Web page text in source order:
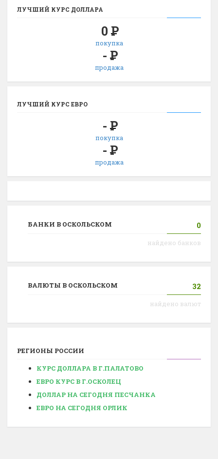
ЛУЧШИЙ КУРС ДОЛЛАРА
0 Р
покупка
- Р
продажа
ЛУЧШИЙ КУРС ЕВРО
- Р
покупка
- Р
продажа
БАНКИ В ОСКОЛЬСКОМ 0
найдено банков
ВАЛЮТЫ В ОСКОЛЬСКОМ 32
найдено валют
РЕГИОНЫ РОССИИ
КУРС ДОЛЛАРА В Г.ПАЛАТОВО
ЕВРО КУРС В Г.ОСКОЛЕЦ
ДОЛЛАР НА СЕГОДНЯ ПЕСЧАНКА
ЕВРО НА СЕГОДНЯ ОРЛИК